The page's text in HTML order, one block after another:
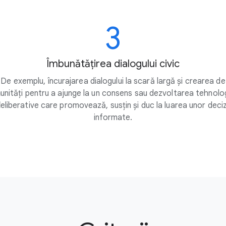
3
Îmbunătățirea dialogului civic
De exemplu, încurajarea dialogului la scară largă și crearea de
pentru a ajunge la un consens sau dezvoltarea
care promovează, susțin și duc la luarea unor
informate.